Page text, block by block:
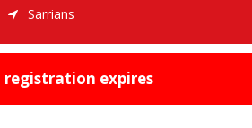
Sarrians
registration expires